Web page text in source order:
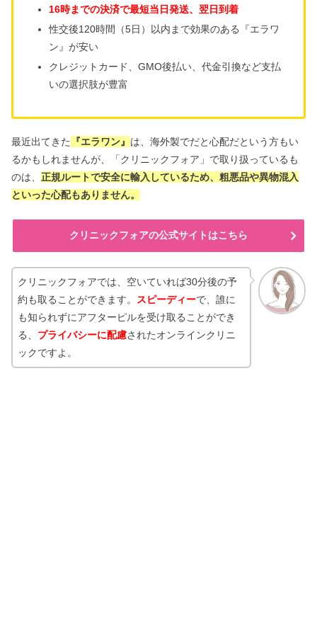
16時までの決済で最短当日発送、翌日到着
性交後120時間（5日）以内まで効果のある『エラワ
ン』が安い
クレジットカード、GMO後払い、代金引換など支払
いの選択肢が豊富
最近出てきた 『エラワン』 は、海外製でだと心配だという方もい
るかもしれませんが、「クリニックフォア」で取り扱っているも
のは、 正規ルートで安全に輸入しているため、粗悪品や異物混入
といった心配もありません。
クリニックフォアの公式サイトはこちら
クリニックフォアでは、空いていれば30分後の予
約も取ることができます。 スピーディーで、誰に
も知られずにアフターピルを受け取ることができ
る、 プライバシーに配慮されたオンラインクリニ
ックですよ。